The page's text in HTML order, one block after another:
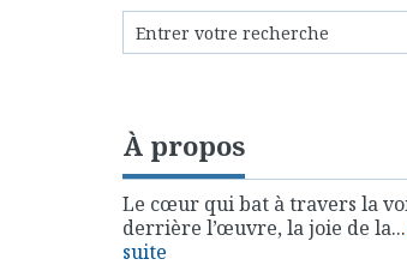
À propos
Le cœur qui bat à travers la
derrière l’œuvre, la joie de la...
suite